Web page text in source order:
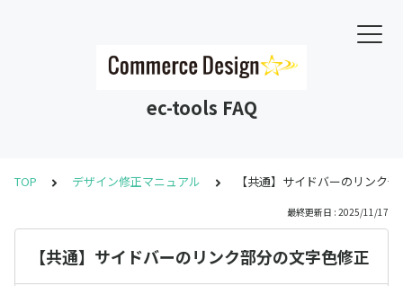
ec-tools FAQ
TOP デザイン修正マニュアル 【共通】サイドバーのリンク
最終更新日 : 2025/11/17
【共通】サイドバーのリンク部分の文字色修正